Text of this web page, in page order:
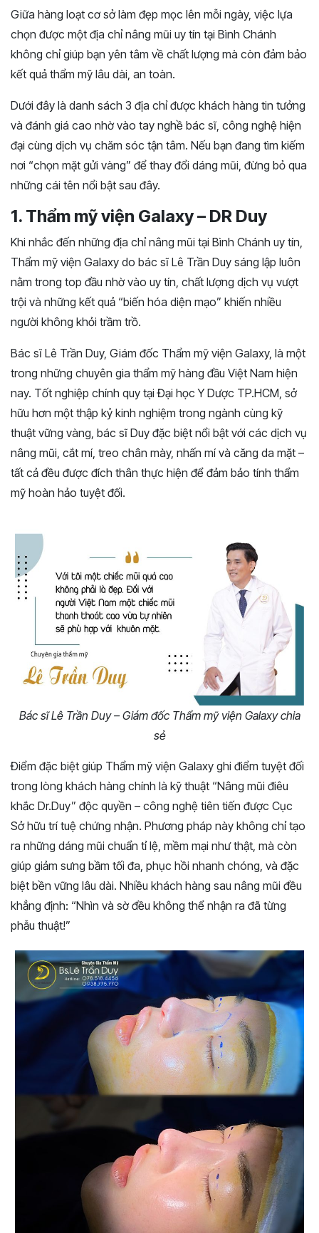
Giữa hàng loạt cơ sở làm đẹp mọc lên mỗi ngày, việc lựa
chọn được một địa chỉ nâng mũi uy tín tại Bình Chánh
không chỉ giúp bạn yên tâm về chất lượng mà còn đảm bảo
kết quả thẩm mỹ lâu dài, an toàn.
Dưới đây là danh sách 3 địa chỉ được khách hàng tin tưởng
và đánh giá cao nhờ vào tay nghề bác sĩ, công nghệ hiện
đại cùng dịch vụ chăm sóc tận tâm. Nếu bạn đang tìm kiếm
nơi “chọn mặt gửi vàng” để thay đổi dáng mũi, đừng bỏ qua
những cái tên nổi bật sau đây.
1. Thẩm mỹ viện Galaxy – DR Duy
Khi nhắc đến những địa chỉ nâng mũi tại Bình Chánh uy tín,
Thẩm mỹ viện Galaxy do bác sĩ Lê Trần Duy sáng lập luôn
nằm trong top đầu nhờ vào uy tín, chất lượng dịch vụ vượt
trội và những kết quả “biến hóa diện mạo” khiến nhiều
người không khỏi trầm trồ.
Bác sĩ Lê Trần Duy, Giám đốc Thẩm mỹ viện Galaxy, là một
trong những chuyên gia thẩm mỹ hàng đầu Việt Nam hiện
nay. Tốt nghiệp chính quy tại Đại học Y Dược TP.HCM, sở
hữu hơn một thập kỷ kinh nghiệm trong ngành cùng kỹ
thuật vững vàng, bác sĩ Duy đặc biệt nổi bật với các dịch vụ
nâng mũi, cắt mí, treo chân mày, nhấn mí và căng da mặt –
tất cả đều được đích thân thực hiện để đảm bảo tính thẩm
mỹ hoàn hảo tuyệt đối.
Bác sĩ Lê Trần Duy – Giám đốc Thẩm mỹ viện Galaxy chia
sẻ
Điểm đặc biệt giúp Thẩm mỹ viện Galaxy ghi điểm tuyệt đối
trong lòng khách hàng chính là kỹ thuật “Nâng mũi điêu
khắc Dr.Duy” độc quyền – công nghệ tiên tiến được Cục
Sở hữu trí tuệ chứng nhận. Phương pháp này không chỉ tạo
ra những dáng mũi chuẩn tỉ lệ, mềm mại như thật, mà còn
giúp giảm sưng bầm tối đa, phục hồi nhanh chóng, và đặc
biệt bền vững lâu dài. Nhiều khách hàng sau nâng mũi đều
khẳng định: “Nhìn và sờ đều không thể nhận ra đã từng
phẫu thuật!”